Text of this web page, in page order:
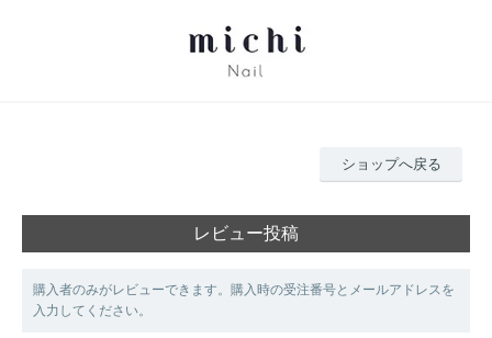
ショップへ戻る
レビュー投稿
購入者のみがレビューできます。購入時の受注番号とメールアドレスを
入力してください。